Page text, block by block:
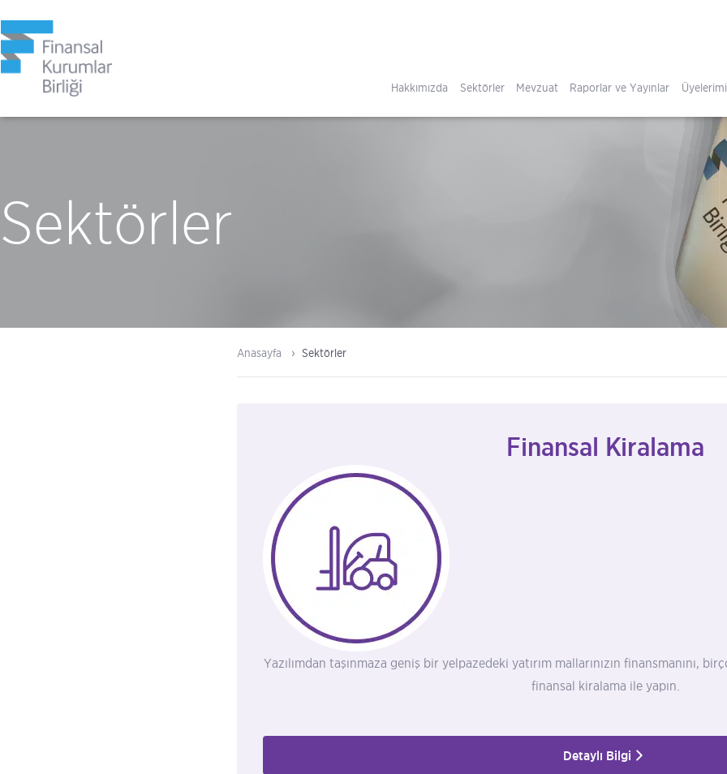
Hakkımızda Sektörler Mevzuat Raporlar ve Yayınlar
Sektörler
Anasayfa Sektörler
Finansal Kiralama
Yazılımdan taşınmaza geniş bir yelpazedeki yatırım mallarınızın finansmanını,
finansal kiralama ile yapın.
Detaylı Bilgi